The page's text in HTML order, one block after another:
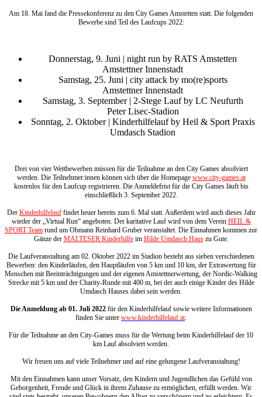
Am 18. Mai fand die Pressekonferenz zu den City Games Amstetten statt. Die folgenden
Bewerbe sind Teil des Laufcups 2022:
Donnerstag, 9. Juni | night run by RATS Amstetten
Amstettner Innenstadt
Samstag, 25. Juni | city attack by mo(re)sports
Amstettner Innenstadt
Samstag, 3. September | 2-Stege Lauf by LC Neufurth
Peter Lisec-Stadion
Sonntag, 2. Oktober | Kinderhilfelauf by Heil & Sport Praxis
Umdasch Stadion
Drei von vier Wettbewerben müssen für die Teilnahme an den City Games absolviert
werden. Die Teilnehmer:innen können sich über die Homepage www.city-games.at
kostenlos für den Laufcup registrieren. Die Anmeldefrist für die City Games läuft bis
einschließlich 3. September 2022.
Der Kinderhilfelauffindet heuer bereits zum 6. Mal statt. Außerdem wird auch dieses Jahr
wieder der „Virtual Run“ angeboten. Der karitative Lauf wird von dem Verein HEIL &
SPORT Team rund um Obmann Reinhard Gruber veranstaltet. Die Einnahmen kommen zur
Gänze der MALTESER Kinderhilfeim Hilde Umdasch Hauszu Gute.
Die Laufveranstaltung am 02. Oktober 2022 im Stadion besteht aus sieben verschiedenen
Bewerben: den Kinderläufen, den Hauptläufen von 5 km und 10 km, der Extrawertung für
Menschen mit Beeinträchtigungen und der eigenen Amstettnerwertung, der Nordic-Walking
Strecke mit 5 km und der Charity-Runde mit 400 m, bei der auch einige Kinder des Hilde
Umdasch Hauses dabei sein werden.
Die Anmeldung ab 01. Juli 2022für den Kinderhilfelauf sowie weitere Informationen
finden Sie unter www.kinderhilfelauf.at.
Für die Teilnahme an den City-Games muss für die Wertung beim Kinderhilfelauf der 10
km Lauf absolviert werden.
Wir freuen uns auf viele Teilnehmer und auf eine gelungene Laufveranstaltung!
Mit den Einnahmen kann unser Vorsatz, den Kindern und Jugendlichen das Gefühl von
Geborgenheit, Freude und Glück in ihrem Zuhause zu ermöglichen, erfüllt werden. Wir